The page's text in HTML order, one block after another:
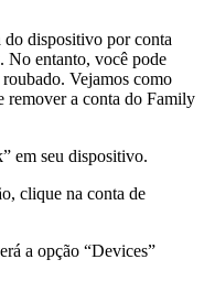
dispositivo por conta
No entanto, você pode
Vejamos como
remover a conta do Family
em seu dispositivo.
clique na conta de
a opção “Devices”